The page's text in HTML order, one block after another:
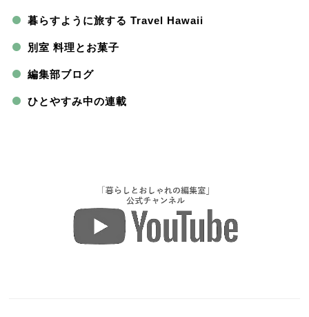
暮らすように旅する Travel Hawaii
別室 料理とお菓子
編集部ブログ
ひとやすみ中の連載